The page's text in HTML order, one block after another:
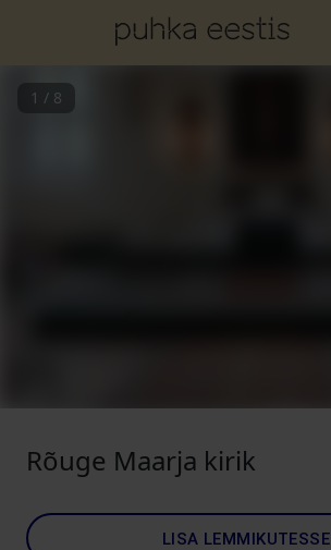
1 / 8
Rõuge Maarja kirik
LISA LEMMIKUTESSE